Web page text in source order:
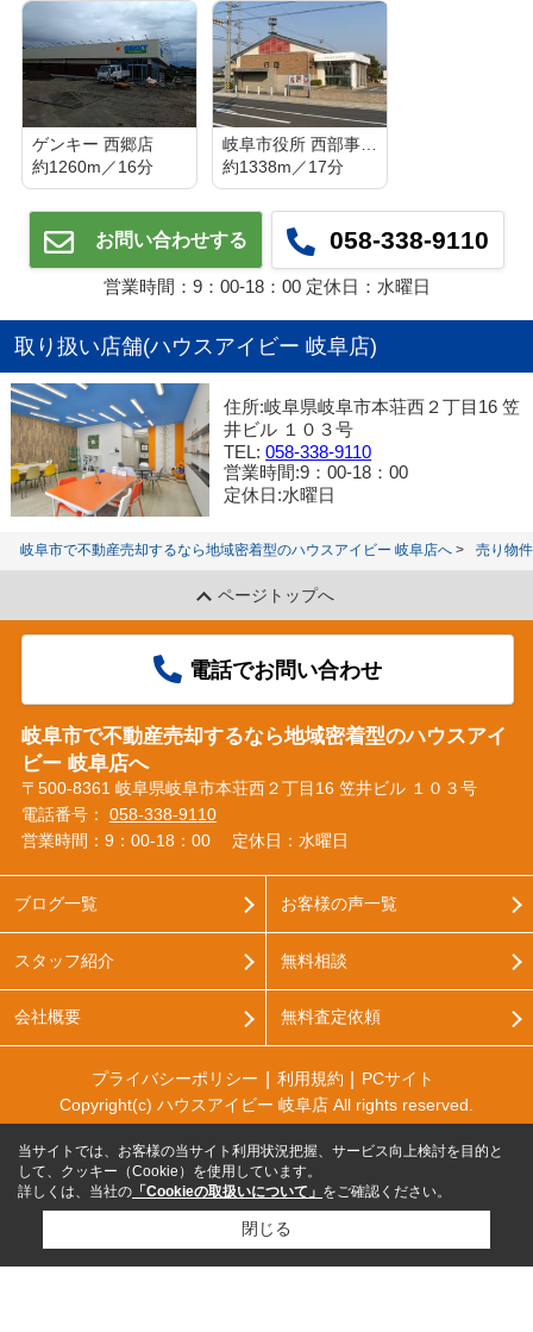
ゲンキー 西郷店
約1260m／16分
岐阜市役所 西部事務所
約1338m／17分
お問い合わせする 058-338-9110
営業時間：9：00‐18：00 定休日：水曜日
取り扱い店舗(ハウスアイビー 岐阜店)
住所:岐阜県岐阜市本荘西２丁目16 笠
井ビル １０３号
TEL:058-338-9110
営業時間:9：00‐18：00
定休日:水曜日
岐阜市で不動産売却するなら地域密着型のハウスアイビー 岐阜店へ 売り物
ページトップへ
電話でお問い合わせ
岐阜市で不動産売却するなら地域密着型のハウスアイ
ビー 岐阜店へ
〒500-8361 岐阜県岐阜市本荘西２丁目16 笠井ビル １０３号
電話番号： 058-338-9110
営業時間：9：00‐18：00
定休日：水曜日
ブログ一覧
スタッフ紹介
会社概要
お客様の声一覧
無料相談
無料査定依頼
プライバシーポリシー 利用規約
PCサイト
Copyright(c) ハウスアイビー 岐阜店 All rights reserved.
当サイトでは、お客様の当サイト利用状況把握、サービス向上検討を目的と
して、クッキー（Cookie）を使用しています。
詳しくは、当社の 「Cookieの取扱いについて」 をご確認ください。
閉じる